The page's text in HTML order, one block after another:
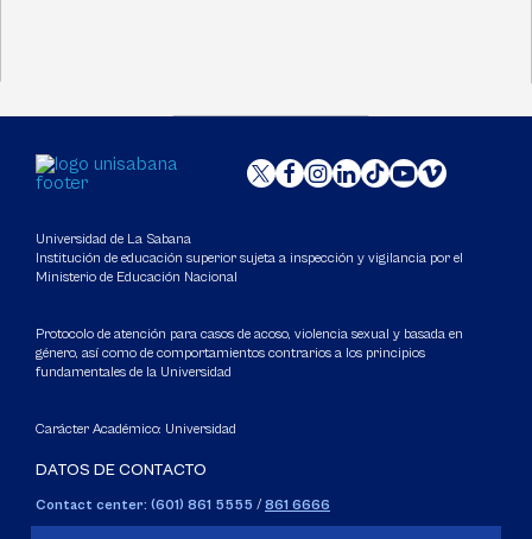
Universidad de La Sabana
Institución de educación superior sujeta a inspección y vigilancia por el
Ministerio de Educación Nacional
Protocolo de atención para casos de acoso, violencia sexual y basada en
género, así como de comportamientos contrarios a los principios
fundamentales de la Universidad
Carácter Académico: Universidad
DATOS DE CONTACTO
Contact center: (601) 861 5555 / 861 6666
Apartado: 53753, Bogotá.